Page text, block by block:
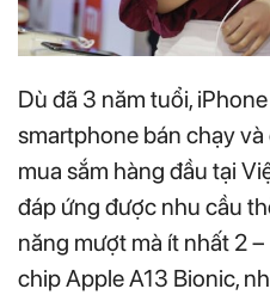
Dù đã 3 năm tuổi,
smartphone bán chạy
mua sắm hàng đầu tại
đáp ứng được nhu cầu
năng mượt mà ít nhất 2
chip Apple A13 Bionic,